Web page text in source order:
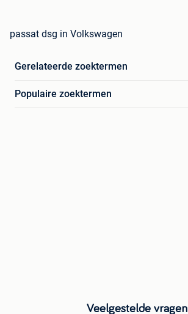
passat dsg in Volkswagen
Gerelateerde zoektermen
Populaire zoektermen
Veelgestelde vragen